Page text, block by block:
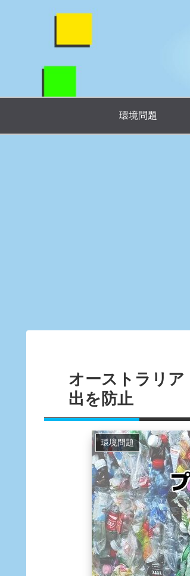
環境問題
オーストラリ
出を防止
環境問題